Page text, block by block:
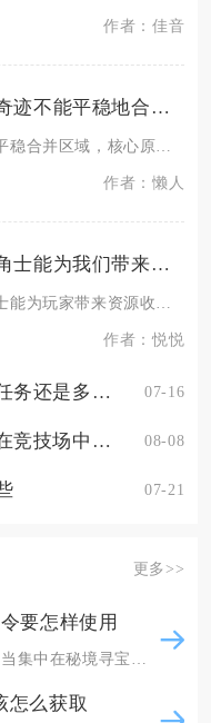
作者：佳音
为什么全民奇迹不能平稳地合并区域
作者：懒人
斗罗大陆斗角士能为我们带来什么
作者：悦悦
卧虎藏龙南疆隐藏任务是单人任务还是多人配对 07-16
少年三国志零五子良将阵容能在竞技场中取得好成绩吗 08-08
07-21
更多>>
要怎样使用
怎么获取